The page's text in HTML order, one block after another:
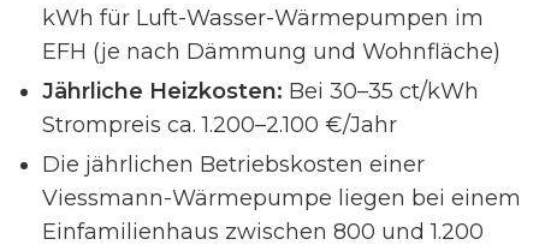
kWh für Luft-Wasser-Wärmepumpen im
EFH (je nach Dämmung und Wohnfläche)
Jährliche Heizkosten: Bei 30–35 ct/kWh
Strompreis ca. 1.200–2.100 €/Jahr
Die jährlichen Betriebskosten einer
Viessmann-Wärmepumpe liegen bei einem
Einfamilienhaus zwischen 800 und 1.200